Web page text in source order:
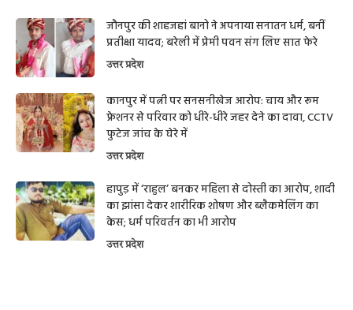
जौनपुर की शाहजहां बानो ने अपनाया सनातन धर्म, बनीं
प्रतीक्षा यादव; बरेली में प्रेमी पवन संग लिए सात फेरे
उत्तर प्रदेश
कानपुर में पत्नी पर सनसनीखेज आरोप: चाय और रूम
फ्रेशनर से परिवार को धीरे-धीरे जहर देने का दावा, CCTV
फुटेज जांच के घेरे में
उत्तर प्रदेश
हापुड़ में ‘राहुल’ बनकर महिला से दोस्ती का आरोप, शादी
का झांसा देकर शारीरिक शोषण और ब्लैकमेलिंग का
केस; धर्म परिवर्तन का भी आरोप
उत्तर प्रदेश